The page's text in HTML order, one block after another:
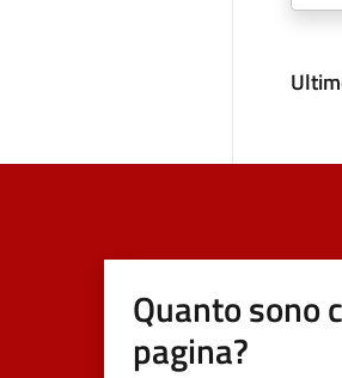
Quanto sono
pagina?